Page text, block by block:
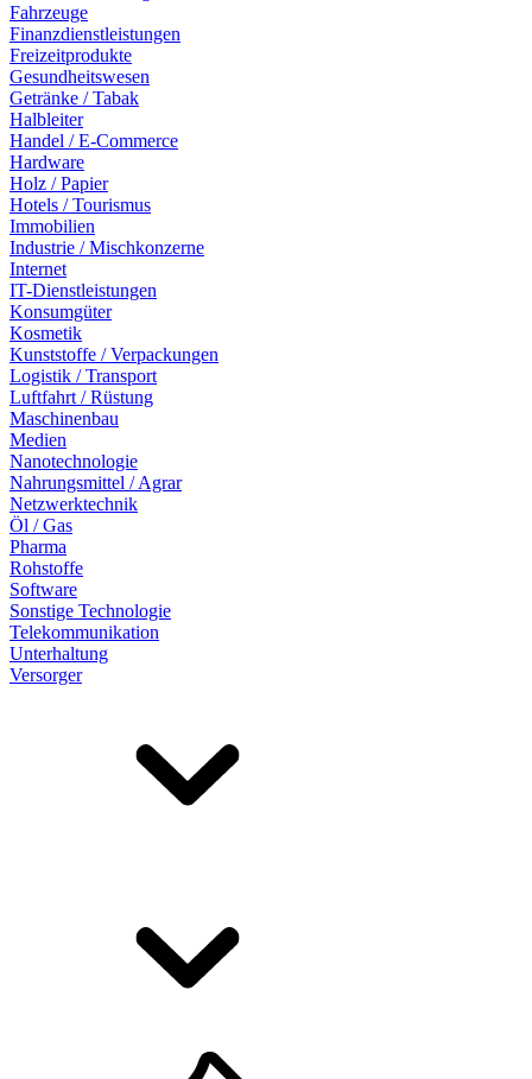
Fahrzeuge
Finanzdienstleistungen
Freizeitprodukte
Gesundheitswesen
Getränke / Tabak
Halbleiter
Handel / E-Commerce
Hardware
Holz / Papier
Hotels / Tourismus
Immobilien
Industrie / Mischkonzerne
Internet
IT-Dienstleistungen
Konsumgüter
Kosmetik
Kunststoffe / Verpackungen
Logistik / Transport
Luftfahrt / Rüstung
Maschinenbau
Medien
Nanotechnologie
Nahrungsmittel / Agrar
Netzwerktechnik
Öl / Gas
Pharma
Rohstoffe
Software
Sonstige Technologie
Telekommunikation
Unterhaltung
Versorger